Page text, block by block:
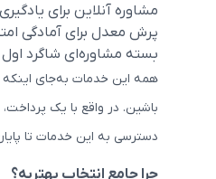
مشاوره آنلاین برای
پرش معدل برای آمادگی
بسته مشاوره‌ای شاگرد اول
همه این خدمات به‌جای
باشین. در واقع با یک
دسترسی به این خدمات تا
چرا جامع انتخاب بهتریه؟